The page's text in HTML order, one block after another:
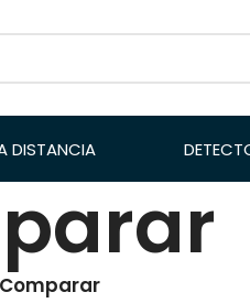
DISTANCIA
Comparar